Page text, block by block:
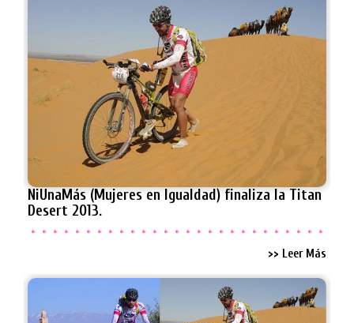
NiUnaMás (Mujeres en Igualdad) finaliza la Titan
Desert 2013.
>> Leer Más